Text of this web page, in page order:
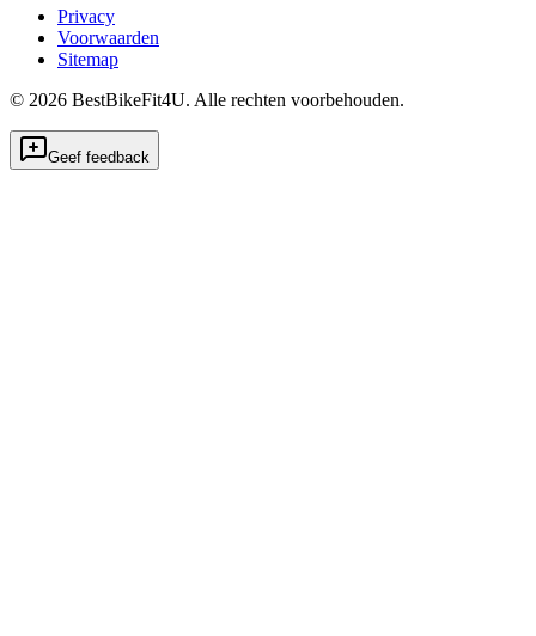
Privacy
Voorwaarden
Sitemap
© 2026 BestBikeFit4U. Alle rechten voorbehouden.
Geef feedback